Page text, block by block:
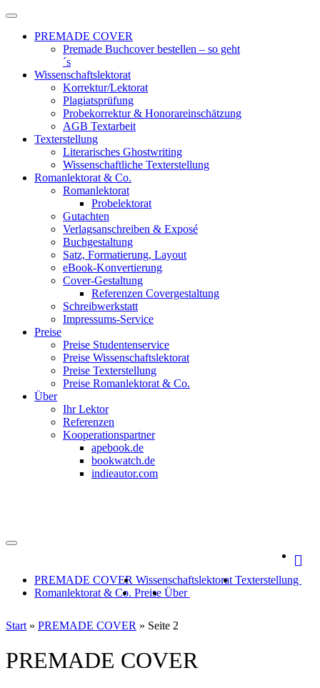
Zum
springenPREMADE COVER
Premade Buchcover bestellen – so geht
´s
Wissenschaftslektorat
Korrektur/Lektorat
Plagiatsprüfung
Probekorrektur & Honorareinschätzung
AGB Textarbeit
Texterstellung
Literarisches Ghostwriting
Wissenschaftliche Texterstellung
Romanlektorat & Co.
Romanlektorat
Probelektorat
Gutachten
Verlagsanschreiben & Exposé
Buchgestaltung
Satz, Formatierung, Layout
eBook-Konvertierung
Cover-Gestaltung
Referenzen Covergestaltung
Schreibwerkstatt
Impressums-Service
Preise
Preise Studentenservice
Preise Wissenschaftslektorat
Preise Texterstellung
Preise Romanlektorat & Co.
Über
Ihr Lektor
Referenzen
Kooperationspartner
apebook.de
bookwatch.de
indieautor.com
PREMADE COVER Wissenschaftslektorat Texterstellung
Romanlektorat & Co. Preise Über
Start » PREMADE COVER » Seite 2
PREMADE COVER